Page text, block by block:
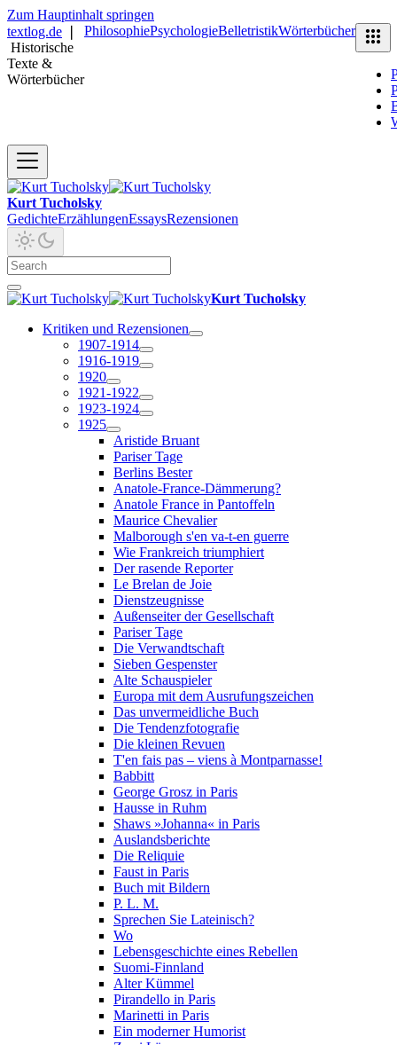
Zum Hauptinhalt springen
textlog.de
Historische
Texte &
Wörterbücher
PhilosophiePsychologieBelletristikWörterbücher
Kurt Tucholsky
GedichteErzählungenEssaysRezensionen
Kurt Tucholsky
Kritiken und Rezensionen
1907-1914
1916-1919
1920
1921-1922
1923-1924
1925
Aristide Bruant
Pariser Tage
Berlins Bester
Anatole-France-Dämmerung?
Anatole France in Pantoffeln
Maurice Chevalier
Malborough s'en va-t-en guerre
Wie Frankreich triumphiert
Der rasende Reporter
Le Brelan de Joie
Dienstzeugnisse
Außenseiter der Gesellschaft
Pariser Tage
Die Verwandtschaft
Sieben Gespenster
Alte Schauspieler
Europa mit dem Ausrufungszeichen
Das unvermeidliche Buch
Die Tendenzfotografie
Die kleinen Revuen
T'en fais pas – viens à Montparnasse!
Babbitt
George Grosz in Paris
Hausse in Ruhm
Shaws »Johanna« in Paris
Auslandsberichte
Die Reliquie
Faust in Paris
Buch mit Bildern
P. L. M.
Sprechen Sie Lateinisch?
Wo
Lebensgeschichte eines Rebellen
Suomi-Finnland
Alter Kümmel
Pirandello in Paris
Marinetti in Paris
Ein moderner Humorist